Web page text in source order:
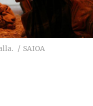
SAIOA